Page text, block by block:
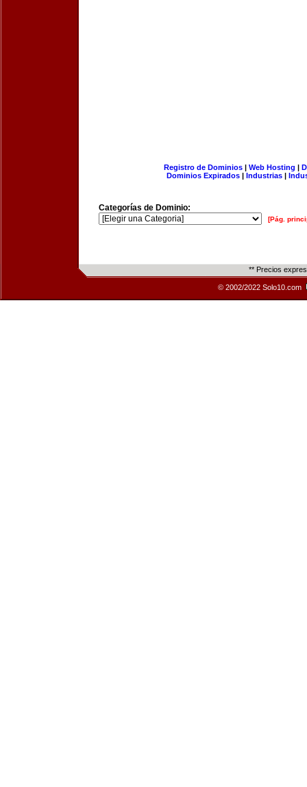
Registro de Dominios| Web Hosting |
Dominios Expirados | Industrias |
Categorías de Dominio:
[Pág.
** Precios
© 2002/2022 Solo10.com